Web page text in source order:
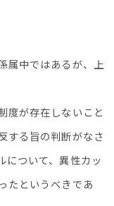
属中ではあるが、上
度が存在しないこと
する旨の判断がなさ
について、異性カッ
たというべきであ